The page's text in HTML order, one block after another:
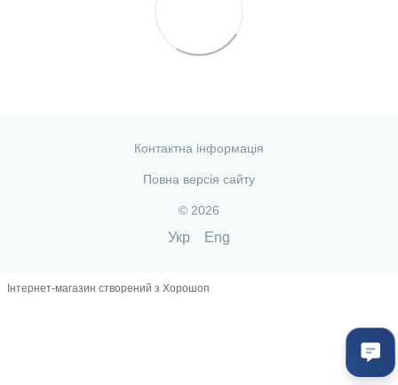
Контактна інформація
Повна версія сайту
© 2026
Укр Eng
Інтернет-магазин створений з Хорошоп